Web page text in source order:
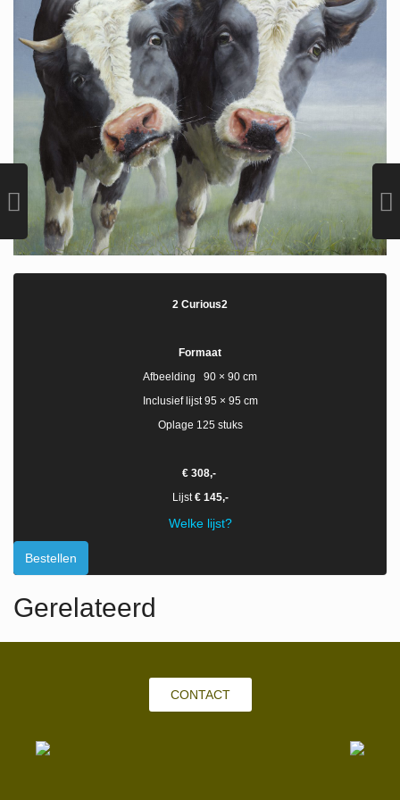
2 Curious2
Formaat
Afbeelding 90 × 90 cm
Inclusief lijst 95 × 95 cm
Oplage 125 stuks
€ 308,-
Lijst € 145,-
Welke lijst?
Bestellen
Gerelateerd
CONTACT